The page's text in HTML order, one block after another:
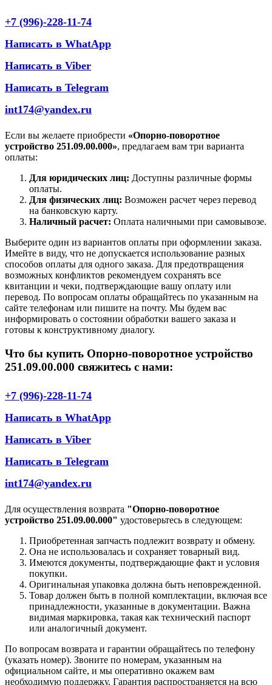
+7 (996)-228-11-74
Написать в WhatApp
Написать в Viber
Написать в Telegram
int174@yandex.ru
Если вы желаете приобрести «Опорно-поворотное
устройство 251.09.00.000», предлагаем вам три варианта
оплаты:
Для юридических лиц: Доступны различные формы
оплаты.
Для физических лиц: Возможен расчет через перевод
на банковскую карту.
Наличный расчет: Оплата наличными при самовывозе.
Выберите один из вариантов оплаты при оформлении заказа.
Имейте в виду, что не допускается использование разных
способов оплаты для одного заказа. Для предотвращения
возможных конфликтов рекомендуем сохранять все
квитанции и чеки, подтверждающие вашу оплату или
перевод. По вопросам оплаты обращайтесь по указанным на
сайте телефонам или пишите на почту. Мы будем вас
информировать о состоянии обработки вашего заказа и
готовы к конструктивному диалогу.
Что бы купить Опорно-поворотное устройство
251.09.00.000 свяжитесь с нами:
+7 (996)-228-11-74
Написать в WhatApp
Написать в Viber
Написать в Telegram
int174@yandex.ru
Для осуществления возврата "Опорно-поворотное
устройство 251.09.00.000" удостоверьтесь в следующем:
Приобретенная запчасть подлежит возврату и обмену.
Она не использовалась и сохраняет товарный вид.
Имеются документы, подтверждающие факт и условия
покупки.
Оригинальная упаковка должна быть неповрежденной.
Товар должен быть в полной комплектации, включая все
принадлежности, указанные в документации. Важна
видимая маркировка, такая как технический паспорт
или аналогичный документ.
По вопросам возврата и гарантии обращайтесь по телефону
(указать номер). Звоните по номерам, указанным на
официальном сайте, и мы оперативно окажем вам
необходимую поддержку. Гарантия распространяется на всю